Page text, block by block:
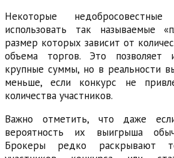
Некоторые
использовать так называемые
размер которых зависит от
объема торгов. Это позволяет
крупные суммы, но в реальности
меньше, если конкурс не
количества участников.
Важно отметить, что даже
вероятность их выигрыша
Брокеры редко раскрывают